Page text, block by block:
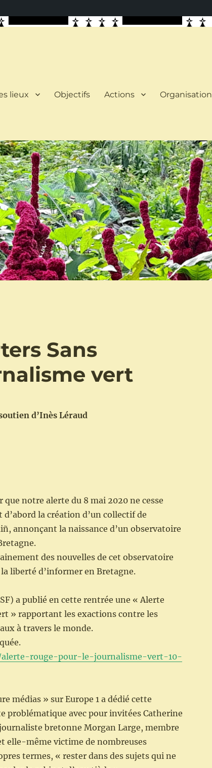
lieux Objectifs Actions Organisation
Sans
vert
d’Inès Léraud
notre alerte du 8 mai 2020 ne cesse
d’abord la création d’un collectif de
annonçant la naissance d’un observatoire
des nouvelles de cet observatoire
liberté d’informer en Bretagne.
a publié en cette rentrée une « Alerte
» rapportant les exactions contre les
à travers le monde.
rouge-pour-le-journalisme-vert-10-
médias » sur Europe 1 a dédié cette
problématique avec pour invitées Catherine
bretonne Morgan Large, membre
elle-même victime de nombreuses
termes, « rester dans des sujets qui ne